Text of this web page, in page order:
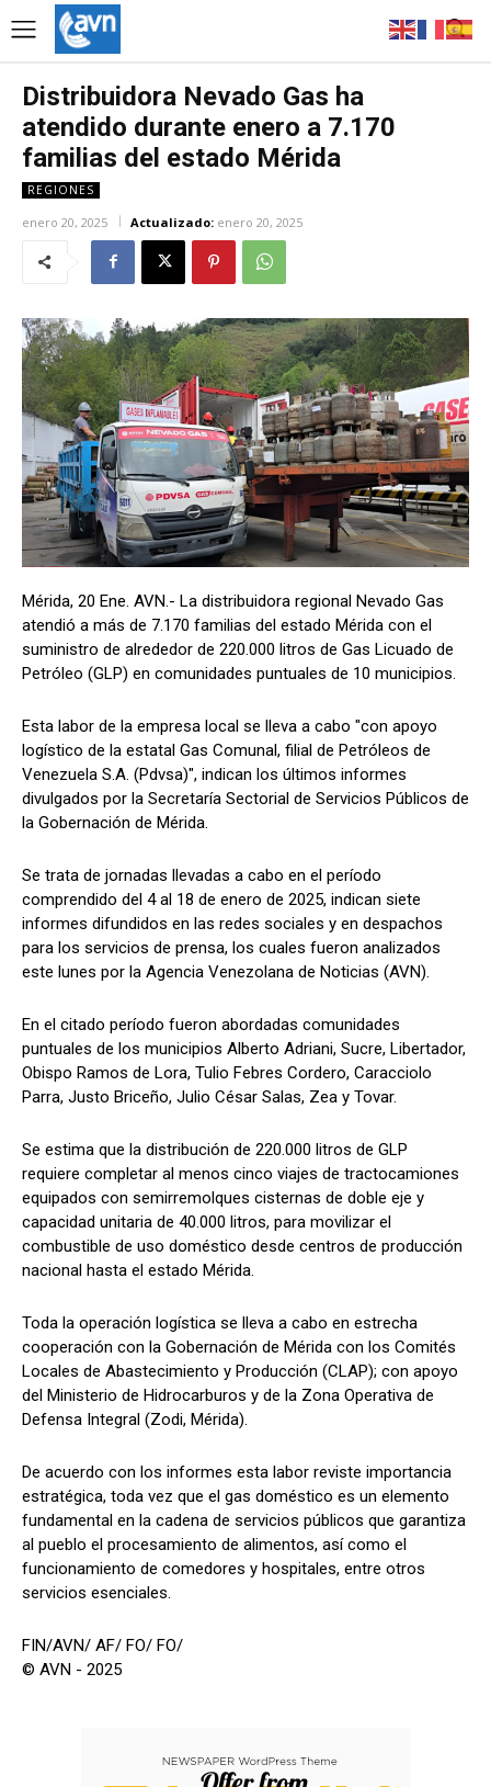
Distribuidora Nevado Gas ha
atendido durante enero a 7.170
familias del estado Mérida
REGIONES
enero 20, 2025 Actualizado: enero 20, 2025
Mérida, 20 Ene. AVN.- La distribuidora regional Nevado Gas
atendió a más de 7.170 familias del estado Mérida con el
suministro de alrededor de 220.000 litros de Gas Licuado de
Petróleo (GLP) en comunidades puntuales de 10 municipios.
Esta labor de la empresa local se lleva a cabo "con apoyo
logístico de la estatal Gas Comunal, filial de Petróleos de
Venezuela S.A. (Pdvsa)", indican los últimos informes
divulgados por la Secretaría Sectorial de Servicios Públicos de
la Gobernación de Mérida.
Se trata de jornadas llevadas a cabo en el período
comprendido del 4 al 18 de enero de 2025, indican siete
informes difundidos en las redes sociales y en despachos
para los servicios de prensa, los cuales fueron analizados
este lunes por la Agencia Venezolana de Noticias (AVN).
En el citado período fueron abordadas comunidades
puntuales de los municipios Alberto Adriani, Sucre, Libertador,
Obispo Ramos de Lora, Tulio Febres Cordero, Caracciolo
Parra, Justo Briceño, Julio César Salas, Zea y Tovar.
Se estima que la distribución de 220.000 litros de GLP
requiere completar al menos cinco viajes de tractocamiones
equipados con semirremolques cisternas de doble eje y
capacidad unitaria de 40.000 litros, para movilizar el
combustible de uso doméstico desde centros de producción
nacional hasta el estado Mérida.
Toda la operación logística se lleva a cabo en estrecha
cooperación con la Gobernación de Mérida con los Comités
Locales de Abastecimiento y Producción (CLAP); con apoyo
del Ministerio de Hidrocarburos y de la Zona Operativa de
Defensa Integral (Zodi, Mérida).
De acuerdo con los informes esta labor reviste importancia
estratégica, toda vez que el gas doméstico es un elemento
fundamental en la cadena de servicios públicos que garantiza
al pueblo el procesamiento de alimentos, así como el
funcionamiento de comedores y hospitales, entre otros
servicios esenciales.
FIN/AVN/ AF/ FO/ FO/
© AVN - 2025